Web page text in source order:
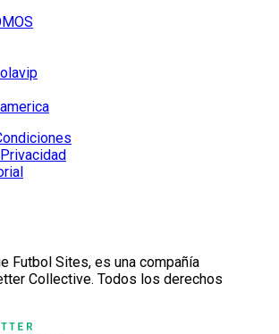
Futbol Sites, es una compañía
Collective. Todos los derechos